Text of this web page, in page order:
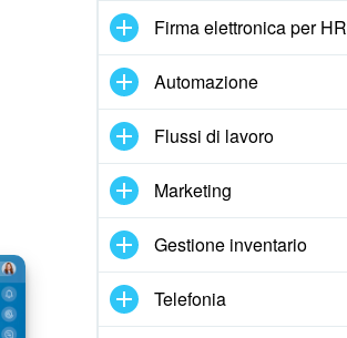
Firma elettronica per HR
Automazione
Flussi di lavoro
Marketing
Gestione inventario
Telefonia